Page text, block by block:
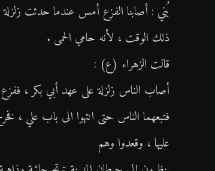
بُني : أصابنا الفزع أمس عندما حدثت
ذلك الوقت ، لأنه حامي الحمى .
قالت الزهراء (ع) :
أصاب الناس زلزلة على عهد أبي بكر ،
فتبعهما الناس حتى انتهوا الى باب علي ،
عليها ، وقعدوا وهم